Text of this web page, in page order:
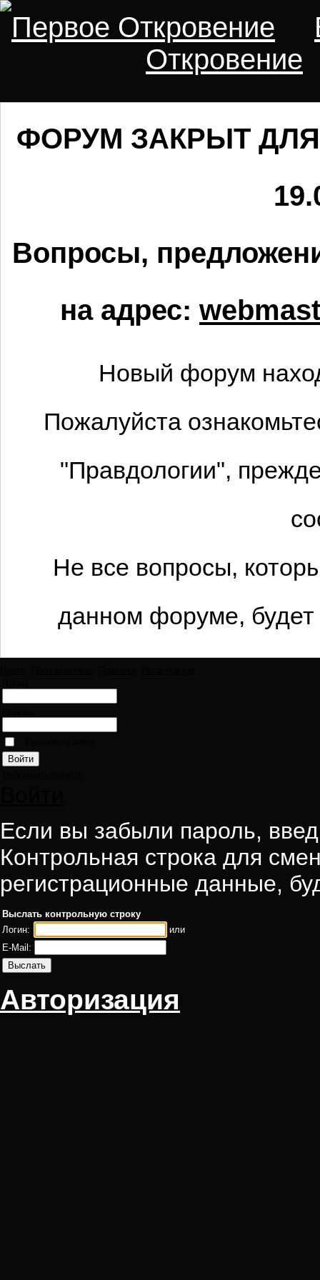
Первое Откровение
Откровение
ФОРУМ ЗАКРЫТ
Вопросы,
на адрес:
Новый форум
Пожалуйста
"Правдологии",
Не все вопросы,
данном форуме,
Если вы забыли пароль,
Контрольная строка для
регистрационные данные,
Выслать контрольную строку
Логин:
или
E-Mail:
Авторизация